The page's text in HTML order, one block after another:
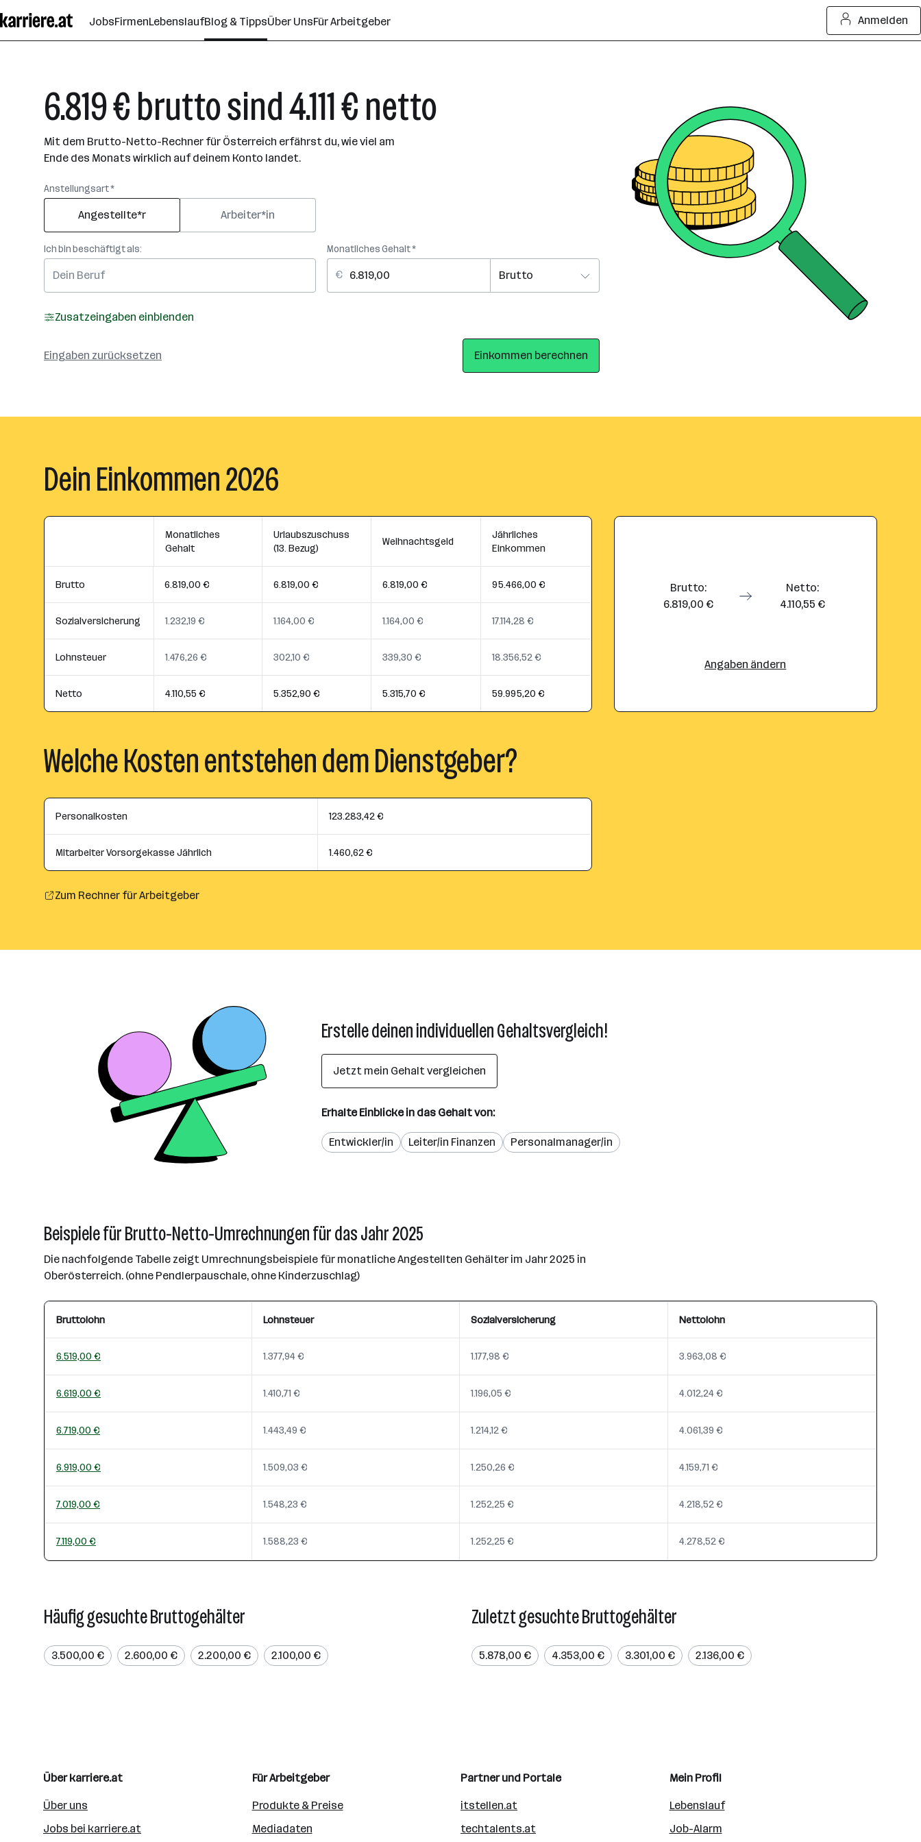
Seiteninhalt
springen
JobsFirmenLebenslaufBlog & TippsÜber UnsFür Arbeitgeber Anmelden
6.819 € brutto sind 4.111 € netto
Mit dem Brutto-Netto-Rechner für Österreich erfährst du, wie viel am
Ende des Monats wirklich auf deinem Konto landet.
Anstellungsart *
Angestellte*r Arbeiter*in
Ich bin beschäftigt als: Monatliches Gehalt *
Zusatzeingaben einblenden
Eingaben zurücksetzen Einkommen berechnen
Dein Einkommen 2026
Monatliches
Gehalt
Urlaubszuschuss
(13. Bezug)
Weihnachtsgeld
Jährliches
Einkommen
Brutto 6.819,00 € 6.819,00 € 6.819,00 € 95.466,00 €
Sozialversicherung 1.232,19 € 1.164,00 € 1.164,00 € 17.114,28 €
Lohnsteuer 1.476,26 € 302,10 € 339,30 € 18.356,52 €
Netto 4.110,55 € 5.352,90 € 5.315,70 € 59.995,20 €
Brutto:
6.819,00 €
Netto:
4.110,55 €
Angaben ändern
Welche Kosten entstehen dem Dienstgeber?
Personalkosten 123.283,42 €
Mitarbeiter Vorsorgekasse Jährlich 1.460,62 €
Zum Rechner für Arbeitgeber
Erstelle deinen individuellen Gehaltsvergleich!
Jetzt mein Gehalt vergleichen
Erhalte Einblicke in das Gehalt von:
Entwickler/in Leiter/in Finanzen Personalmanager/in
Beispiele für Brutto-Netto-Umrechnungen für das Jahr 2025
Die nachfolgende Tabelle zeigt Umrechnungsbeispiele für monatliche Angestellten Gehälter im Jahr 2025 in
Oberösterreich. (ohne Pendlerpauschale, ohne Kinderzuschlag)
Bruttolohn Lohnsteuer Sozialversicherung Nettolohn
6.519,00 € 1.377,94 € 1.177,98 € 3.963,08 €
6.619,00 € 1.410,71 € 1.196,05 € 4.012,24 €
6.719,00 € 1.443,49 € 1.214,12 € 4.061,39 €
6.919,00 € 1.509,03 € 1.250,26 € 4.159,71 €
7.019,00 € 1.548,23 € 1.252,25 € 4.218,52 €
7.119,00 € 1.588,23 € 1.252,25 € 4.278,52 €
Häufig gesuchte Bruttogehälter
3.500,00 € 2.600,00 € 2.200,00 € 2.100,00 €
Zuletzt gesuchte Bruttogehälter
5.878,00 € 4.353,00 € 3.301,00 € 2.136,00 €
Über karriere.at
Über uns
Jobs bei karriere.at
Für Arbeitgeber
Produkte & Preise
Mediadaten
Partner und Portale
itstellen.at
techtalents.at
Mein Profil
Lebenslauf
Job-Alarm